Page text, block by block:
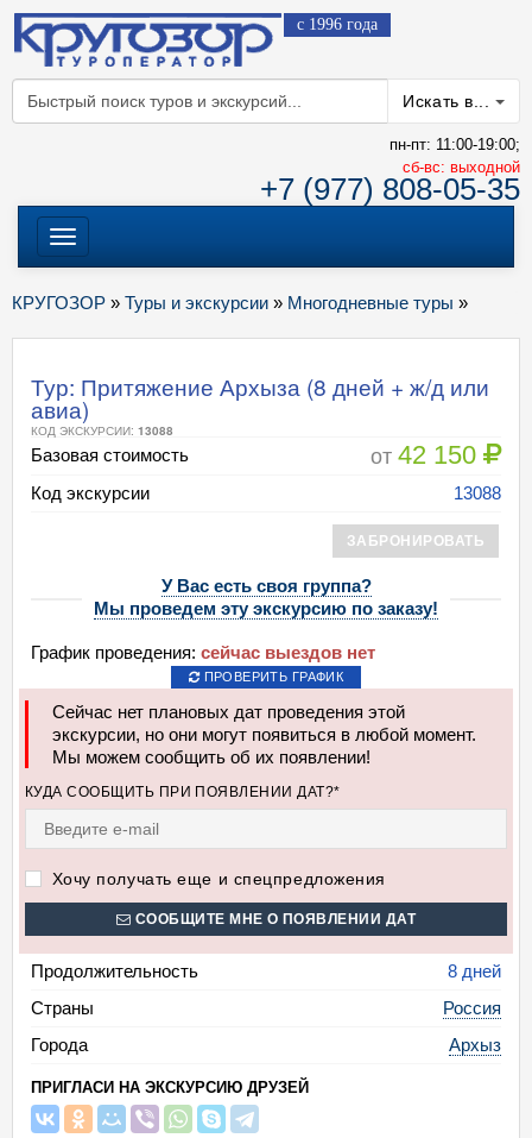
с 1996 года
Искать в...
пн-пт: 11:00-19:00;
cб-вс: выходной
+7 (977) 808-05-35
Меню
КРУГОЗОР » Туры и экскурсии » Многодневные туры »
Тур: Притяжение Архыза (8 дней + ж/д или
авиа)
КОД ЭКСКУРСИИ: 13088
Базовая стоимость от 42 150
Код экскурсии 13088
ЗАБРОНИРОВАТЬ
У Вас есть своя группа?
Мы проведем эту экскурсию по заказу!
График проведения: сейчас выездов нет
ПРОВЕРИТЬ ГРАФИК
Сейчас нет плановых дат проведения этой
экскурсии, но они могут появиться в любой момент.
Мы можем сообщить об их появлении!
КУДА СООБЩИТЬ ПРИ ПОЯВЛЕНИИ ДАТ?*
Хочу получать еще и спецпредложения
СООБЩИТЕ МНЕ О ПОЯВЛЕНИИ ДАТ
Продолжительность
8 дней
Страны
Россия
Города
Архыз
ПРИГЛАСИ НА ЭКСКУРСИЮ ДРУЗЕЙ